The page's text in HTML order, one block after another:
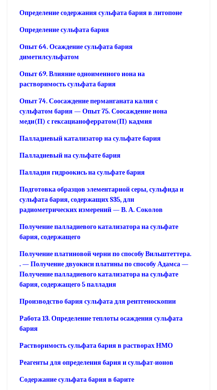
Определение содержания сульфата бария в литопоне
Определение сульфата бария
Опыт 64. Осаждение сульфата бария
диметилсульфатом
Опыт 69. Влияние одноименного иона на
растворимость сульфата бария
Опыт 74. Соосаждение перманганата калия с
сульфатом бария — Опыт 75. Соосаждение иона
меди(П) с гексацианоферратом(П) кадмия
Палладиевый катализатор на сульфате бария
Палладиевый на сульфате бария
Палладия гидроокись на сульфате бария
Подготовка образцов элементарной серы, сульфида и
сульфата бария, содержащих S35, длн
радиометрических измерений — В. А. Соколов
Получение палладиевого катализатора на сульфате
бария, содержащего
Получение платиновой черни по способу Вильштеттера.
. — Получение двуокиси платины по способу Адамса —
Получение палладиевого катализатора на сульфате
бария, содержащего 5 палладия
Производство бария сульфата для рентгеноскопии
Работа 13. Определение теплоты осаждения сульфата
бария
Растворимость сульфата бария в растворах НМО
Реагенты для определения бария и сульфат-ионов
Содержание сульфата бария в барите